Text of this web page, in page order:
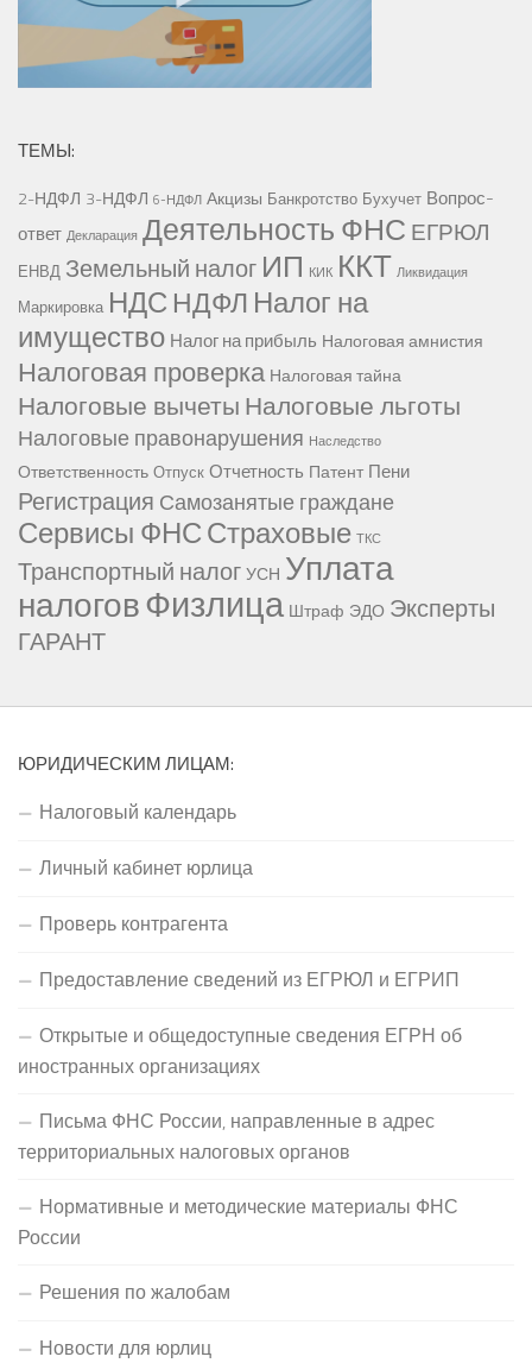
ТЕМЫ:
2-НДФЛ 3-НДФЛ 6-НДФЛ Акцизы Банкротство Бухучет Вопрос-
ответ Декларация Деятельность ФНС ЕГРЮЛ
ЕНВД Земельный налог ИП КИК ККТ Ликвидация
Маркировка НДС НДФЛ Налог на
имущество Налог на прибыль Налоговая амнистия
Налоговая проверка Налоговая тайна
Налоговые вычетыНалоговые льготы
Налоговые правонарушения Наследство
Ответственность Отпуск Отчетность Патент Пени
Регистрация Самозанятые граждане
Сервисы ФНССтраховые ТКС
Транспортный налогУСН Уплата
налоговФизлица Штраф ЭДО Эксперты
ГАРАНТ
ЮРИДИЧЕСКИМ ЛИЦАМ:
Налоговый календарь
Личный кабинет юрлица
Проверь контрагента
Предоставление сведений из ЕГРЮЛ и ЕГРИП
Открытые и общедоступные сведения ЕГРН об
иностранных организациях
Письма ФНС России, направленные в адрес
территориальных налоговых органов
Нормативные и методические материалы ФНС
России
Решения по жалобам
Новости для юрлиц